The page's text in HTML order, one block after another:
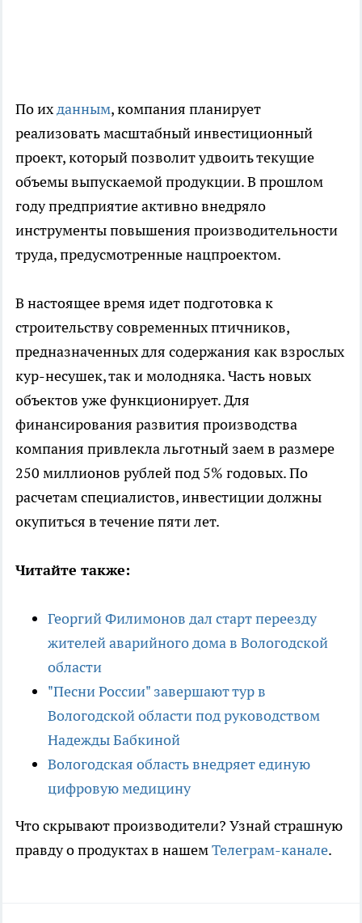
По ихданным, компания планирует
реализовать масштабный инвестиционный
проект, который позволит удвоить текущие
объемы выпускаемой продукции. В прошлом
году предприятие активно внедряло
инструменты повышения производительности
труда, предусмотренные нацпроектом.
В настоящее время идет подготовка к
строительству современных птичников,
предназначенных для содержания как взрослых
кур-несушек, так и молодняка. Часть новых
объектов уже функционирует. Для
финансирования развития производства
компания привлекла льготный заем в размере
250 миллионов рублей под 5% годовых. По
расчетам специалистов, инвестиции должны
окупиться в течение пяти лет.
Читайте также:
Георгий Филимонов дал старт переезду
жителей аварийного дома в Вологодской
области
"Песни России" завершают тур в
Вологодской области под руководством
Надежды Бабкиной
Вологодская область внедряет единую
цифровую медицину
Что скрывают производители? Узнай страшную
правду о продуктах в нашемТелеграм-канале.